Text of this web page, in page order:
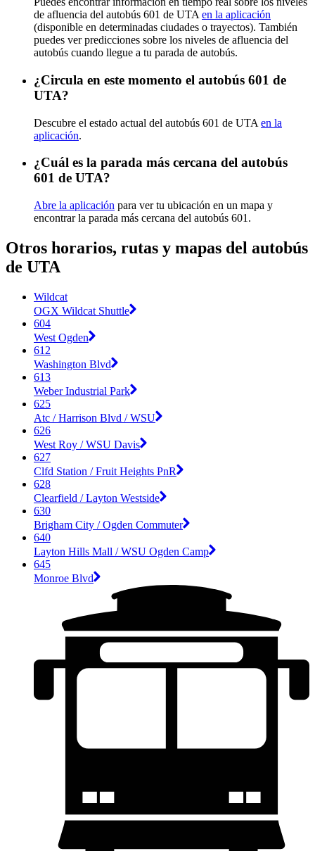
de afluencia del autobús 601 de UTA en la aplicación
(disponible en determinadas ciudades o trayectos). También
puedes ver predicciones sobre los niveles de afluencia del
autobús cuando llegue a tu parada de autobús.
¿Circula en este momento el autobús 601 de
UTA?
Descubre el estado actual del autobús 601 de UTA en la
aplicación.
¿Cuál es la parada más cercana del autobús
601 de UTA?
Abre la aplicación para ver tu ubicación en un mapa y
encontrar la parada más cercana del autobús 601.
Otros horarios, rutas y mapas del autobús
de UTA
Wildcat
OGX Wildcat Shuttle
604
West Ogden
612
Washington Blvd
613
Weber Industrial Park
625
Atc / Harrison Blvd / WSU
626
West Roy / WSU Davis
627
Clfd Station / Fruit Heights PnR
628
Clearfield / Layton Westside
630
Brigham City / Ogden Commuter
640
Layton Hills Mall / WSU Ogden Camp
645
Monroe Blvd